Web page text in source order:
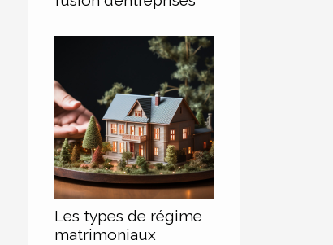
Les types de régime
matrimoniaux